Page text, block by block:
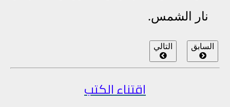
نار الشمس.
السابق التالي
اقتناء الكتب